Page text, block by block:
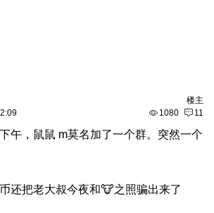
楼主
1080 11
午，鼠鼠 m莫名加了一个群。突然一个
还把老大叔今夜和🐮之照骗出来了